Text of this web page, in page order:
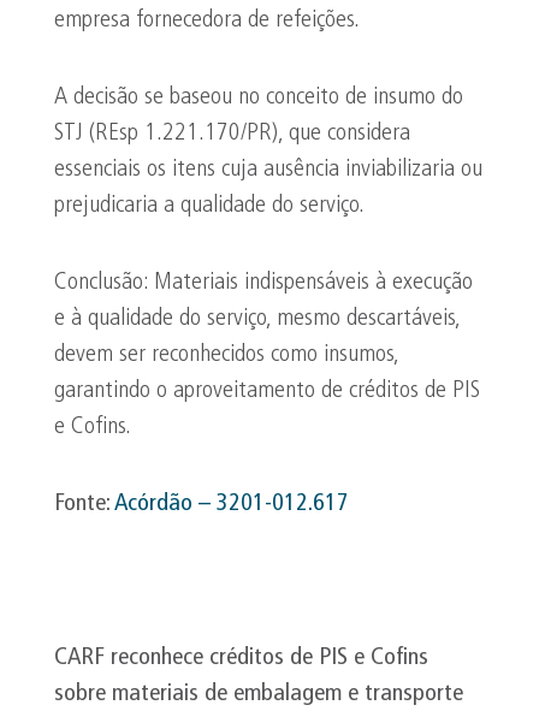
empresa fornecedora de refeições.
A decisão se baseou no conceito de insumo do
STJ (REsp 1.221.170/PR), que considera
essenciais os itens cuja ausência inviabilizaria ou
prejudicaria a qualidade do serviço.
Conclusão: Materiais indispensáveis à execução
e à qualidade do serviço, mesmo descartáveis,
devem ser reconhecidos como insumos,
garantindo o aproveitamento de créditos de PIS
e Cofins.
Fonte: Acórdão – 3201-012.617
CARF reconhece créditos de PIS e Cofins
sobre materiais de embalagem e transporte